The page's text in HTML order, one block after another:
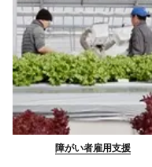
障がい者雇用支援